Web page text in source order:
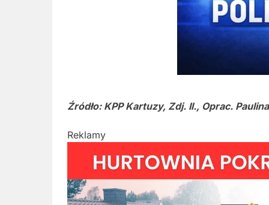
Źródło: KPP Kartuzy, Zdj. Il., Oprac.
Reklamy